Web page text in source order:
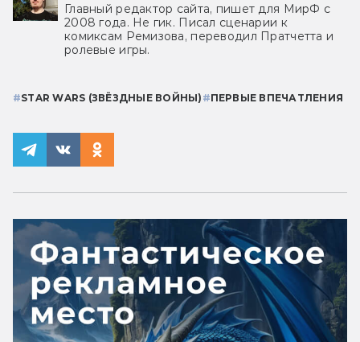
Главный редактор сайта, пишет для МирФ с
2008 года. Не гик. Писал сценарии к
комиксам Ремизова, переводил Пратчетта и
ролевые игры.
#STAR WARS (ЗВЁЗДНЫЕ ВОЙНЫ) #ПЕРВЫЕ ВПЕЧАТЛЕНИЯ